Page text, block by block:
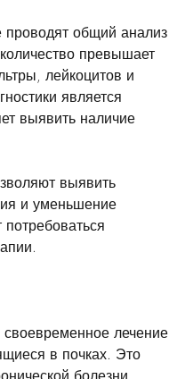
проводят общий анализ
превышает
лейкоцитов и
является
выявить наличие
выявить
и уменьшение
лечение
в почках. Это